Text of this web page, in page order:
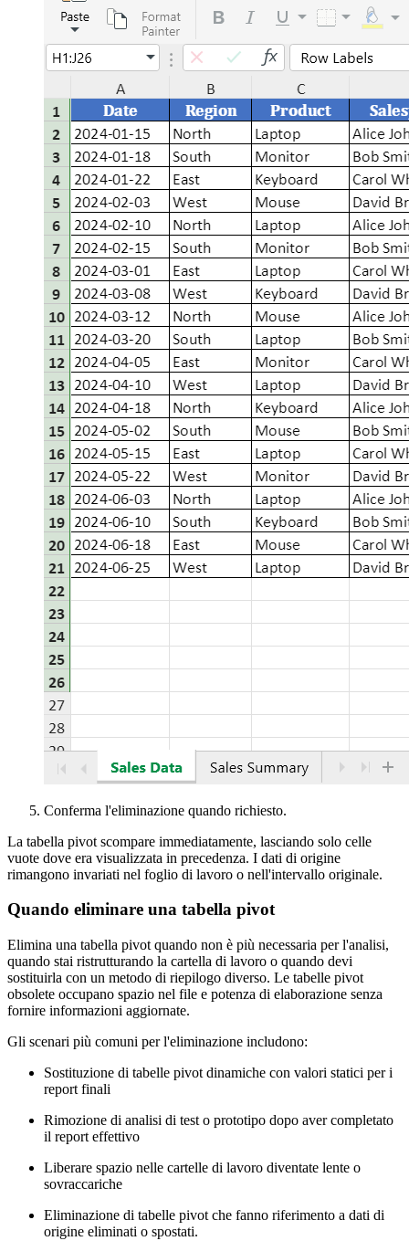
Conferma l'eliminazione quando richiesto.
La tabella pivot scompare immediatamente, lasciando solo celle
vuote dove era visualizzata in precedenza. I dati di origine
rimangono invariati nel foglio di lavoro o nell'intervallo originale.
Quando eliminare una tabella pivot
Elimina una tabella pivot quando non è più necessaria per l'analisi,
quando stai ristrutturando la cartella di lavoro o quando devi
sostituirla con un metodo di riepilogo diverso. Le tabelle pivot
obsolete occupano spazio nel file e potenza di elaborazione senza
fornire informazioni aggiornate.
Gli scenari più comuni per l'eliminazione includono:
Sostituzione di tabelle pivot dinamiche con valori statici per i
report finali
Rimozione di analisi di test o prototipo dopo aver completato
il report effettivo
Liberare spazio nelle cartelle di lavoro diventate lente o
sovraccariche
Eliminazione di tabelle pivot che fanno riferimento a dati di
origine eliminati o spostati.